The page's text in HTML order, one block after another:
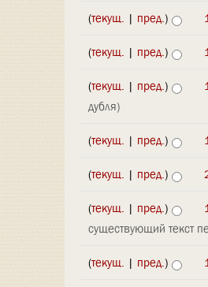
(текущ. | пред.)
(текущ. | пред.)
(текущ. | пред.)
дубля)
(текущ. | пред.)
(текущ. | пред.)
(текущ. | пред.)
существующий текст
(текущ. | пред.)